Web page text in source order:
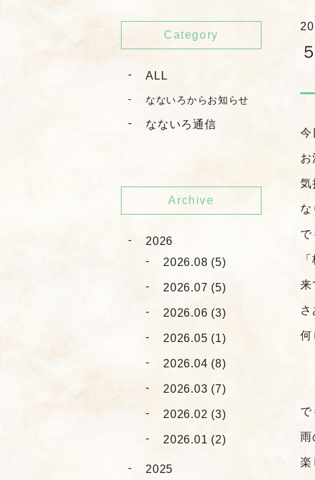
今
お
気
な
で
来
何
で
雨
楽
Category
ALL
なないろからお知らせ
なないろ通信
Archive
2026
2026.08 (5)
2026.07 (5)
2026.06 (3)
2026.05 (1)
2026.04 (8)
2026.03 (7)
2026.02 (3)
2026.01 (2)
2025